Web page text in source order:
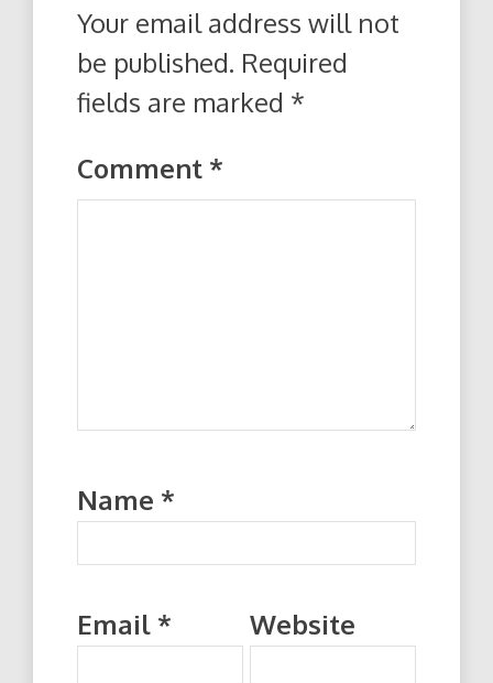
Your email address will not
be published. Required
fields are marked *
Comment *
Name *
Email * Website